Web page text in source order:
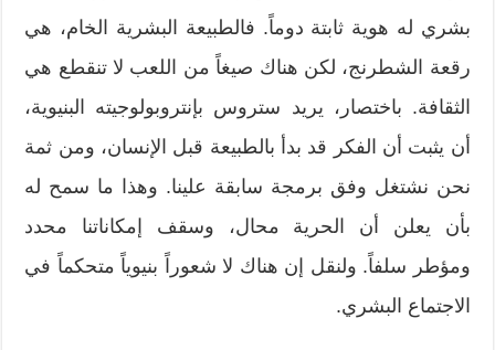
بشري له هوية ثابتة دوماً. فالطبيعة البشرية الخام، هي
رقعة الشطرنج، لكن هناك صيغاً من اللعب لا تنقطع هي
الثقافة. باختصار، يريد ستروس بإنتروبولوجيته البنيوية،
أن يثبت أن الفكر قد بدأ بالطبيعة قبل الإنسان، ومن ثمة
نحن نشتغل وفق برمجة سابقة علينا. وهذا ما سمح له
بأن يعلن أن الحرية محال، وسقف إمكاناتنا محدد
ومؤطر سلفاً. ولنقل إن هناك لا شعوراً بنيوياً متحكماً في
الاجتماع البشري.